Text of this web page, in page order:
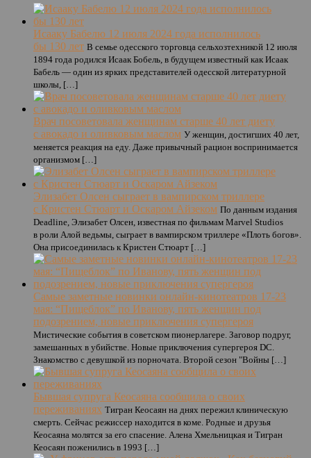
Исааку Бабелю 12 июля 2024 года исполнилось
бы 130 лет В семье одесского торговца сельхозтехникой 12 июля
1894 года родился Исаак Бобель, в будущем известный как Исаак
Бабель — один из ярких представителей одесской литературной
школы, […]
Врач посоветовала женщинам старше 40 лет диету
с авокадо и оливковым маслом У женщин, достигших 40 лет,
меняется реакция на еду. Даже привычный рацион воспринимается
организмом […]
Элизабет Олсен сыграет в вампирском триллере
с Кристен Стюарт и Оскаром Айзеком По данным издания
Deadline, Элизабет Олсен, известная по фильмам Marvel Studios
в роли Алой ведьмы, сыграет в вампирском триллере «Плоть богов».
Она присоединилась к Кристен Стюарт […]
Самые заметные новинки онлайн-кинотеатров 17-23
мая: “Пищеблок” по Иванову, пять женщин под
подозрением, новые приключения супергероя
Мистические события в советском пионерлагере. Заговор подруг,
замешанных в убийстве. Новые приключения супергероя DC.
Знакомство с девушкой из порночата. Второй сезон "Войны […]
Бывшая супруга Кеосаяна сообщила о своих
переживаниях Тигран Кеосаян на днях пережил клиническую
смерть. Сейчас режиссер находится в коме. Родные и друзья
Кеосаяна молятся за его спасение. Алена Хмельницкая и Тигран
Кеосаян поженились в 1993 […]